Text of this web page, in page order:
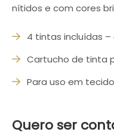
nítidos e com cores
4 tintas incluídas
Cartucho de tinta
Para uso em
Quero ser